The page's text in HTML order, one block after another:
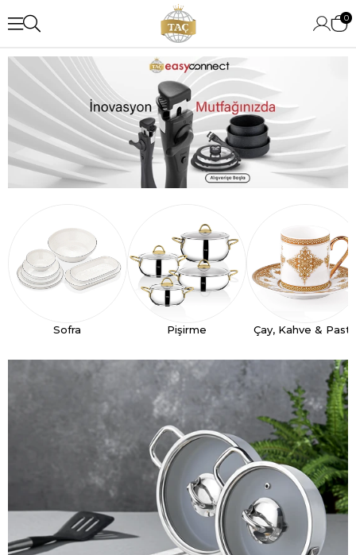
0
Sofra Pişirme Çay, Kahve &